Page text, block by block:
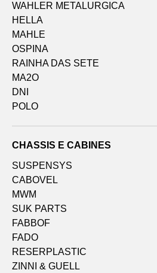
WAHLER METALURGICA
HELLA
MAHLE
OSPINA
RAINHA DAS SETE
MA2O
DNI
POLO
CHASSIS E CABINES
SUSPENSYS
CABOVEL
MWM
SUK PARTS
FABBOF
FADO
RESERPLASTIC
ZINNI & GUELL